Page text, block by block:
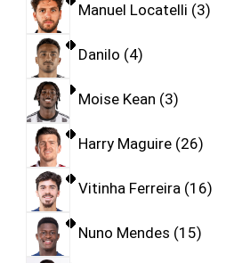
Manuel Locatelli 3
Danilo 4
Moise Kean 3
Harry Maguire 26
Vitinha Ferreira 16
Nuno Mendes 15